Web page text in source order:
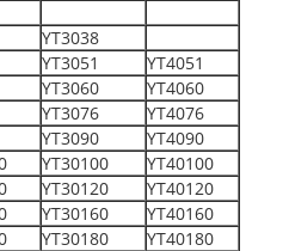
YT3038
YT3051
YT4051
YT3060
YT4060
YT3076
YT4076
YT3090
YT4090
YT30100
YT40100
YT30120
YT40120
YT30160
YT40160
YT30180
YT40180